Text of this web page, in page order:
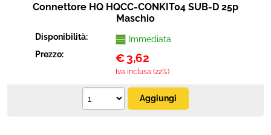
Connettore HQ HQCC-CONKIT04 SUB-D 25p
Maschio
Disponibilità:
Immediata
Prezzo:
€ 3,62
Iva inclusa (22%)